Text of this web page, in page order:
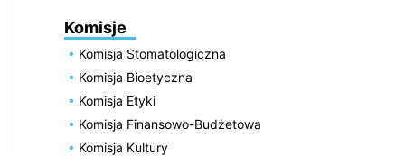
Komisje
Komisja Stomatologiczna
Komisja Bioetyczna
Komisja Etyki
Komisja Finansowo-Budżetowa
Komisja Kultury